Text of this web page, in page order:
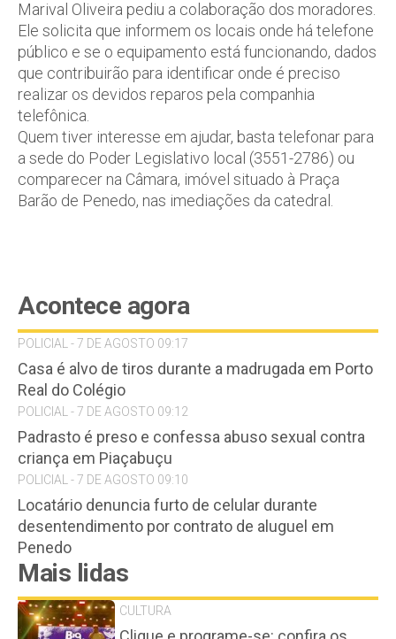
Marival Oliveira pediu a colaboração dos moradores.
Ele solicita que informem os locais onde há telefone
público e se o equipamento está funcionando, dados
que contribuirão para identificar onde é preciso
realizar os devidos reparos pela companhia
telefônica.
Quem tiver interesse em ajudar, basta telefonar para
a sede do Poder Legislativo local (3551-2786) ou
comparecer na Câmara, imóvel situado à Praça
Barão de Penedo, nas imediações da catedral.
Acontece agora
POLICIAL - 7 DE AGOSTO 09:17
Casa é alvo de tiros durante a madrugada em Porto
Real do Colégio
POLICIAL - 7 DE AGOSTO 09:12
Padrasto é preso e confessa abuso sexual contra
criança em Piaçabuçu
POLICIAL - 7 DE AGOSTO 09:10
Locatário denuncia furto de celular durante
desentendimento por contrato de aluguel em
Penedo
Mais lidas
CULTURA